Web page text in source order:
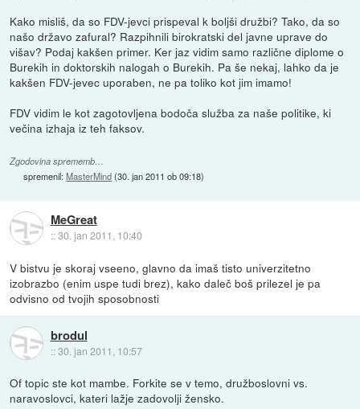
Kako misliš, da so FDV-jevci prispeval k boljši družbi? Tako, da so
našo državo zafural? Razpihnili birokratski del javne uprave do
višav? Podaj kakšen primer. Ker jaz vidim samo različne diplome o
Burekih in doktorskih nalogah o Burekih. Pa še nekaj, lahko da je
kakšen FDV-jevec uporaben, ne pa toliko kot jim imamo!
FDV vidim le kot zagotovljena bodoča služba za naše politike, ki
večina izhaja iz teh faksov.
Zgodovina sprememb…
spremenil:MasterMind(30. jan 2011 ob 09:18)
MeGreat
::30. jan 2011, 10:40
V bistvu je skoraj vseeno, glavno da imaš tisto univerzitetno
izobrazbo (enim uspe tudi brez), kako daleč boš prilezel je pa
odvisno od tvojih sposobnosti
brodul
::30. jan 2011, 10:57
Of topic ste kot mambe. Forkite se v temo, družboslovni vs.
naravoslovci, kateri lažje zadovolji žensko.